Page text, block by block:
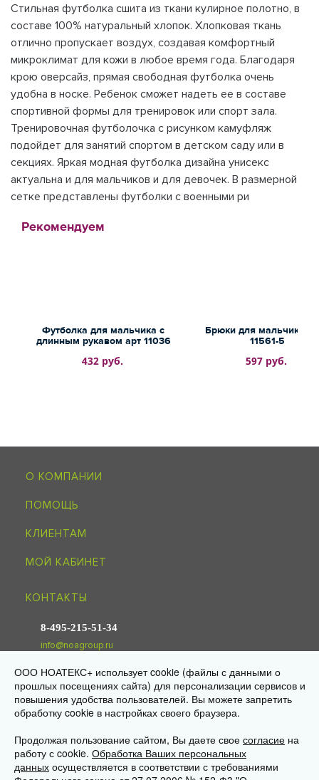
Стильная футболка сшита из ткани кулирное полотно, в
составе 100% натуральный хлопок. Хлопковая ткань
отлично пропускает воздух, создавая комфортный
микроклимат для кожи в любое время года. Благодаря
крою оверсайз, прямая свободная футболка очень
удобна в носке. Ребенок сможет надеть ее в составе
спортивной формы для тренировок или спорт зала.
Тренировочная футболочка с рисунком камуфляж
подойдет для занятий спортом в детском саду или в
секциях. Яркая модная футболка дизайна унисекс
актуальна и для мальчиков и для девочек. В размерной
сетке представлены футболки с военными ри
Рекомендуем
Футболка для мальчика с
длинным рукавом арт 11036
432 руб.
Брюки для мальчиков
11561-5
597 руб.
О КОМПАНИИ
ПОМОЩЬ
КЛИЕНТАМ
МОЙ КАБИНЕТ
КОНТАКТЫ
8-495-215-51-34
info@noagroup.ru
© 2009—2026 «НОАТЕКС+» —трикотаж оптом от производителя
Юр. адрес: 125581, г. Москва, ул. Ляпидевского, д. 4, кв. 158
Склад/самовывоз: 141595, МО, Солнечногорск, дер. Ложки,
«Есипово», стр. 16А, пом. 3
ООО НОАТЕКС+ использует cookie (файлы с данными о
прошлых посещениях сайта) для персонализации сервисов и
повышения удобства пользователей. Вы можете запретить
обработку cookie в настройках своего браузера.
Продолжая пользование сайтом, Вы даете свое согласие на
работу с cookie. Обработка Ваших персональных
данных осуществляется в соответствии с требованиями